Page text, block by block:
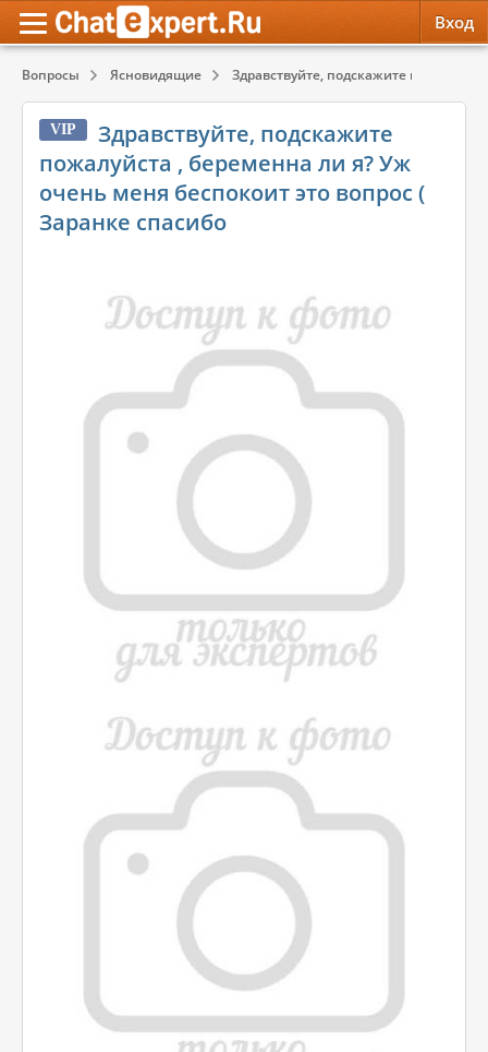
Вход
Вопросы Ясновидящие Здравствуйте, подскажите
VIP
Здравствуйте, подскажите
пожалуйста , беременна ли я? Уж
очень меня беспокоит это вопрос (
Заранке спасибо
Психология
Эзотерика
Красота, Здоровье
Психология
Эзотерика
Красота, Здоровье
Обратная связь
Служба поддержки
Правила сервиса